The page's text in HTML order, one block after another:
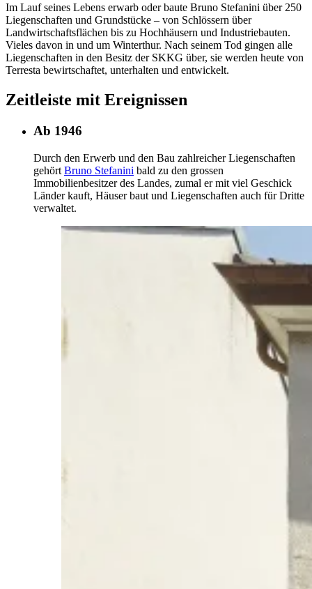
Im Lauf seines Lebens erwarb oder baute Bruno Stefanini über 250
Liegenschaften und Grundstücke – von Schlössern über
Landwirtschaftsflächen bis zu Hochhäusern und Industriebauten.
Vieles davon in und um Winterthur. Nach seinem Tod gingen alle
Liegenschaften in den Besitz der SKKG über, sie werden heute von
Terresta bewirtschaftet, unterhalten und entwickelt.
Zeitleiste mit Ereignissen
Ab 1946
Durch den Erwerb und den Bau zahlreicher Liegenschaften
gehört Bruno Stefanini bald zu den grossen
Immobilienbesitzer des Landes, zumal er mit viel Geschick
Länder kauft, Häuser baut und Liegenschaften auch für Dritte
verwaltet.